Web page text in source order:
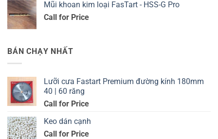
Mũi khoan kim loại FasTart - HSS-G Pro
Call for Price
BÁN CHẠY NHẤT
Lưỡi cưa Fastart Premium đường kính 180mm
40 | 60 răng
Call for Price
Keo dán cạnh
Call for Price